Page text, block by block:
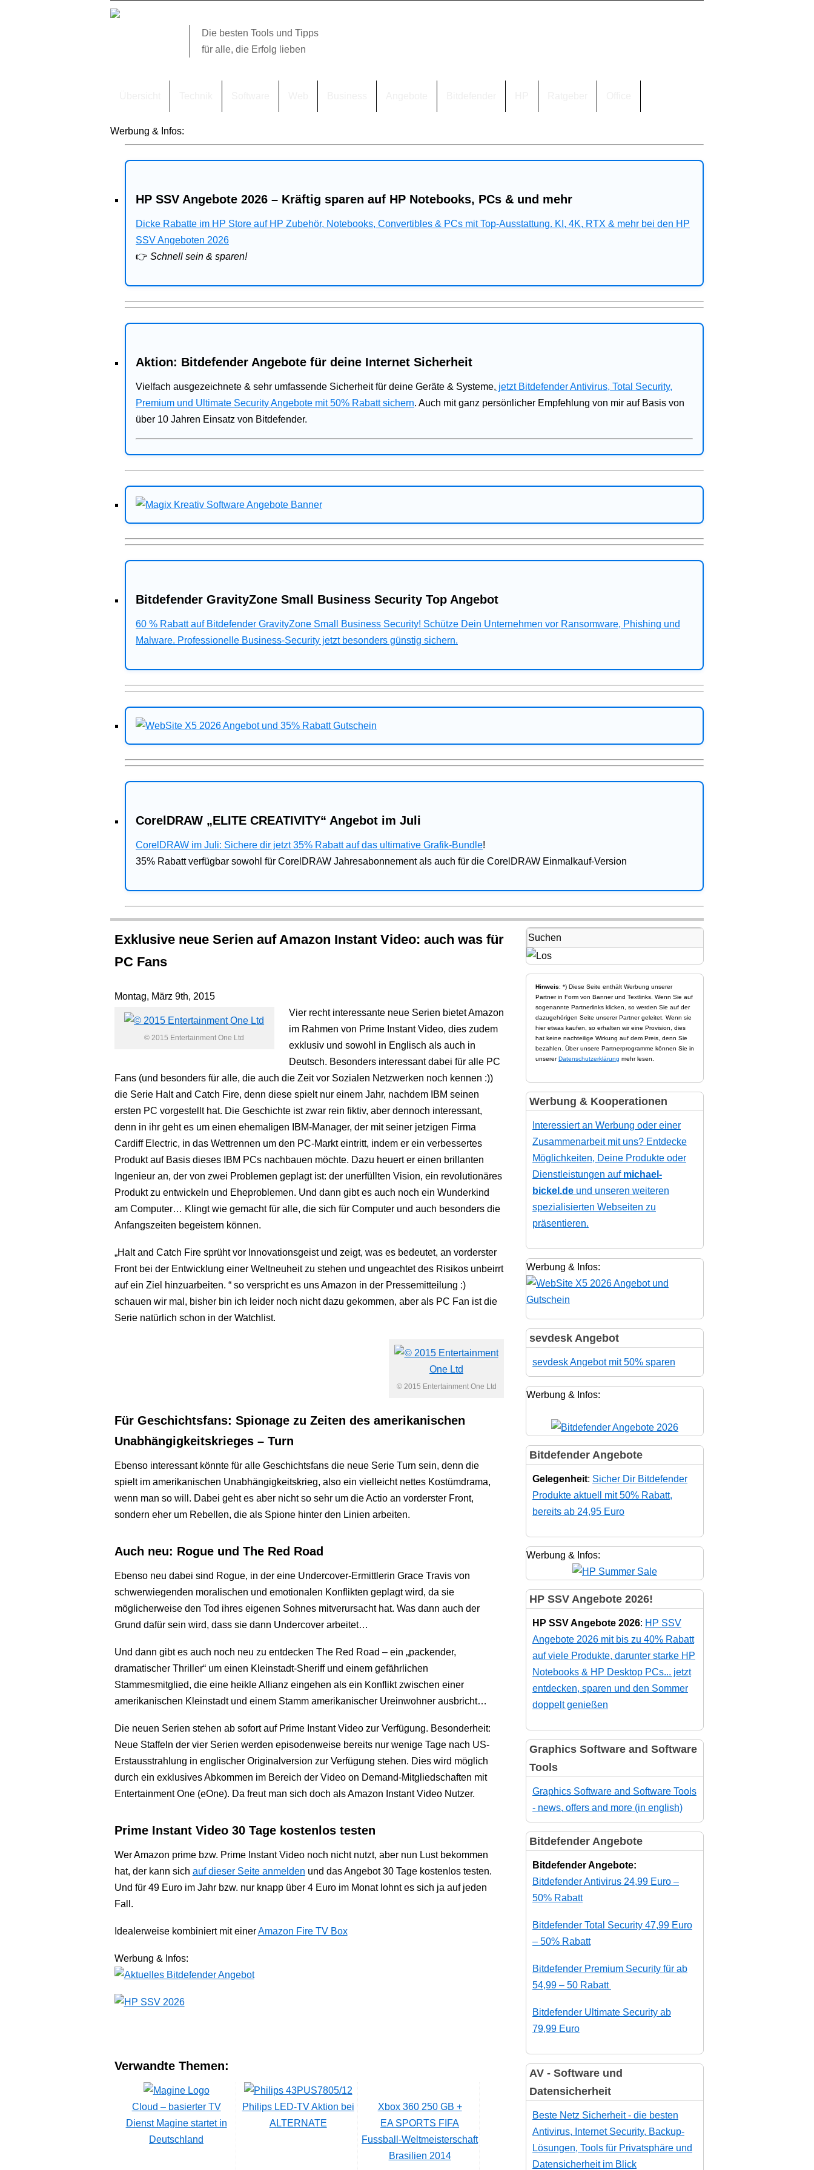
Die besten Tools und Tipps
für alle, die Erfolg lieben
Werbung & Infos:
HP SSV Angebote 2026 – Kräftig sparen auf HP Notebooks, PCs & und mehr
Dicke Rabatte im HP Store auf HP Zubehör, Notebooks, Convertibles & PCs mit Top-Ausstattung. KI, 4K, RTX & mehr bei den HP
SSV Angeboten 2026
👉 Schnell sein & sparen!
Aktion: Bitdefender Angebote für deine Internet Sicherheit
Vielfach ausgezeichnete & sehr umfassende Sicherheit für deine Geräte & Systeme, jetzt Bitdefender Antivirus, Total Security,
Premium und Ultimate Security Angebote mit 50% Rabatt sichern. Auch mit ganz persönlicher Empfehlung von mir auf Basis von
über 10 Jahren Einsatz von Bitdefender.
Bitdefender GravityZone Small Business Security Top Angebot
60 % Rabatt auf Bitdefender GravityZone Small Business Security! Schütze Dein Unternehmen vor Ransomware, Phishing und
Malware. Professionelle Business-Security jetzt besonders günstig sichern.
CorelDRAW „ELITE CREATIVITY“ Angebot im Juli
CorelDRAW im Juli: Sichere dir jetzt 35% Rabatt auf das ultimative Grafik-Bundle!
35% Rabatt verfügbar sowohl für CorelDRAW Jahresabonnement als auch für die CorelDRAW Einmalkauf-Version
Exklusive neue Serien auf Amazon Instant Video: auch was für
PC Fans
Montag, März 9th, 2015
© 2015 Entertainment One Ltd
Vier recht interessante neue Serien bietet Amazon
im Rahmen von Prime Instant Video, dies zudem
exklusiv und sowohl in Englisch als auch in
Deutsch. Besonders interessant dabei für alle PC
Fans (und besonders für alle, die auch die Zeit vor Sozialen Netzwerken noch kennen :))
die Serie Halt and Catch Fire, denn diese spielt nur einem Jahr, nachdem IBM seinen
ersten PC vorgestellt hat. Die Geschichte ist zwar rein fiktiv, aber dennoch interessant,
denn in ihr geht es um einen ehemaligen IBM-Manager, der mit seiner jetzigen Firma
Cardiff Electric, in das Wettrennen um den PC-Markt eintritt, indem er ein verbessertes
Produkt auf Basis dieses IBM PCs nachbauen möchte. Dazu heuert er einen brillanten
Ingenieur an, der von zwei Problemen geplagt ist: der unerfüllten Vision, ein revolutionäres
Produkt zu entwickeln und Eheproblemen. Und dann gibt es auch noch ein Wunderkind
am Computer… Klingt wie gemacht für alle, die sich für Computer und auch besonders die
Anfangszeiten begeistern können.
„Halt and Catch Fire sprüht vor Innovationsgeist und zeigt, was es bedeutet, an vorderster
Front bei der Entwicklung einer Weltneuheit zu stehen und ungeachtet des Risikos unbeirrt
auf ein Ziel hinzuarbeiten. “ so verspricht es uns Amazon in der Pressemitteilung :)
schauen wir mal, bisher bin ich leider noch nicht dazu gekommen, aber als PC Fan ist die
Serie natürlich schon in der Watchlist.
© 2015 Entertainment One Ltd
Für Geschichtsfans: Spionage zu Zeiten des amerikanischen
Unabhängigkeitskrieges – Turn
Ebenso interessant könnte für alle Geschichtsfans die neue Serie Turn sein, denn die
spielt im amerikanischen Unabhängigkeitskrieg, also ein vielleicht nettes Kostümdrama,
wenn man so will. Dabei geht es aber nicht so sehr um die Actio an vorderster Front,
sondern eher um Rebellen, die als Spione hinter den Linien arbeiten.
Auch neu: Rogue und The Red Road
Ebenso neu dabei sind Rogue, in der eine Undercover-Ermittlerin Grace Travis von
schwerwiegenden moralischen und emotionalen Konflikten geplagt wird, da sie
möglicherweise den Tod ihres eigenen Sohnes mitverursacht hat. Was dann auch der
Grund dafür sein wird, dass sie dann Undercover arbeitet…
Und dann gibt es auch noch neu zu entdecken The Red Road – ein „packender,
dramatischer Thriller“ um einen Kleinstadt-Sheriff und einem gefährlichen
Stammesmitglied, die eine heikle Allianz eingehen als ein Konflikt zwischen einer
amerikanischen Kleinstadt und einem Stamm amerikanischer Ureinwohner ausbricht…
Die neuen Serien stehen ab sofort auf Prime Instant Video zur Verfügung. Besonderheit:
Neue Staffeln der vier Serien werden episodenweise bereits nur wenige Tage nach US-
Erstausstrahlung in englischer Originalversion zur Verfügung stehen. Dies wird möglich
durch ein exklusives Abkommen im Bereich der Video on Demand-Mitgliedschaften mit
Entertainment One (eOne). Da freut man sich doch als Amazon Instant Video Nutzer.
Prime Instant Video 30 Tage kostenlos testen
Wer Amazon prime bzw. Prime Instant Video noch nicht nutzt, aber nun Lust bekommen
hat, der kann sich auf dieser Seite anmelden und das Angebot 30 Tage kostenlos testen.
Und für 49 Euro im Jahr bzw. nur knapp über 4 Euro im Monat lohnt es sich ja auf jeden
Fall.
Idealerweise kombiniert mit einerAmazon Fire TV Box
Werbung & Infos:
Verwandte Themen:
Cloud – basierter TV
Dienst Magine startet in
Deutschland
Philips LED-TV Aktion bei
ALTERNATE
Xbox 360 250 GB +
EA SPORTS FIFA
Fussball-Weltmeisterschaft
Brasilien 2014
Hinweis: *) Diese Seite enthält Werbung unserer
Partner in Form von Banner und Textlinks. Wenn Sie auf
sogenannte Partnerlinks klicken, so werden Sie auf der
dazugehörigen Seite unserer Partner geleitet. Wenn sie
hier etwas kaufen, so erhalten wir eine Provision, dies
hat keine nachteilige Wirkung auf dem Preis, denn Sie
bezahlen. Über unsere Partnerprogramme können Sie in
unsererDatenschutzerklärung mehr lesen.
Werbung & Kooperationen
Interessiert an Werbung oder einer
Zusammenarbeit mit uns? Entdecke
Möglichkeiten, Deine Produkte oder
Dienstleistungen auf michael-
bickel.de und unseren weiteren
spezialisierten Webseiten zu
präsentieren.
Werbung & Infos:
sevdesk Angebot
sevdesk Angebot mit 50% sparen
Werbung & Infos:
Bitdefender Angebote
Gelegenheit: Sicher Dir Bitdefender
Produkte aktuell mit 50% Rabatt,
bereits ab 24,95 Euro
Werbung & Infos:
HP SSV Angebote 2026!
HP SSV Angebote 2026: HP SSV
Angebote 2026 mit bis zu 40% Rabatt
auf viele Produkte, darunter starke HP
Notebooks & HP Desktop PCs... jetzt
entdecken, sparen und den Sommer
doppelt genießen
Graphics Software and Software
Tools
Graphics Software and Software Tools
- news, offers and more (in english)
Bitdefender Angebote
Bitdefender Angebote:
Bitdefender Antivirus 24,99 Euro –
50% Rabatt
Bitdefender Total Security 47,99 Euro
– 50% Rabatt
Bitdefender Premium Security für ab
54,99 – 50 Rabatt
Bitdefender Ultimate Security ab
79,99 Euro
AV - Software und
Datensicherheit
Beste Netz Sicherheit - die besten
Antivirus, Internet Security, Backup-
Lösungen, Tools für Privatsphäre und
Datensicherheit im Blick